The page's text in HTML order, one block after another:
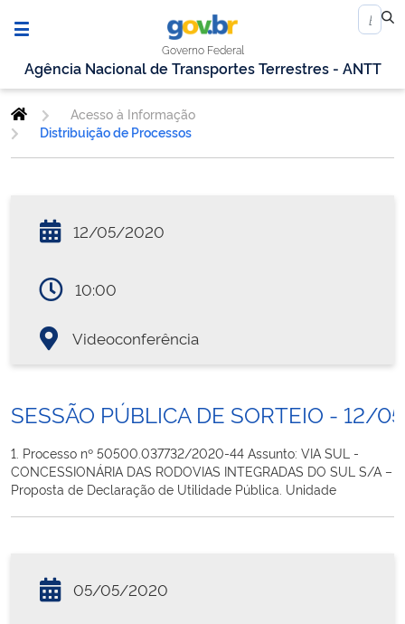
Governo Federal
Agência Nacional de Transportes Terrestres - ANTT
Acesso à Informação
Distribuição de Processos
12/05/2020
10:00
Videoconferência
SESSÃO PÚBLICA DE SORTEIO - 12/
1. Processo nº 50500.037732/2020-44 Assunto: VIA SUL -
CONCESSIONÁRIA DAS RODOVIAS INTEGRADAS DO SUL S/A –
Proposta de Declaração de Utilidade Pública. Unidade
05/05/2020